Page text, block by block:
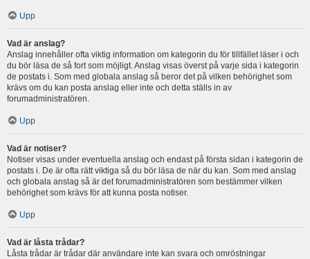
Upp
Vad är anslag?
Anslag innehåller ofta viktig information om kategorin du för tillfället läser i och
du bör läsa de så fort som möjligt. Anslag visas överst på varje sida i kategorin
de postats i. Som med globala anslag så beror det på vilken behörighet som
krävs om du kan posta anslag eller inte och detta ställs in av
forumadministratören.
Upp
Vad är notiser?
Notiser visas under eventuella anslag och endast på första sidan i kategorin de
postats i. De är ofta rätt viktiga så du bör läsa de när du kan. Som med anslag
och globala anslag så är det forumadministratören som bestämmer vilken
behörighet som krävs för att kunna posta notiser.
Upp
Vad är låsta trådar?
Låsta trådar är trådar där användare inte kan svara och omröstningar